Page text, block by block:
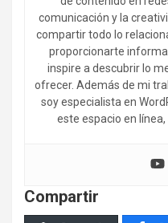
comunicación y la
compartir todo lo
proporcionarte
inspire a descubrir lo
ofrecer. Además de mi
soy especialista en
este espacio en
Compartir